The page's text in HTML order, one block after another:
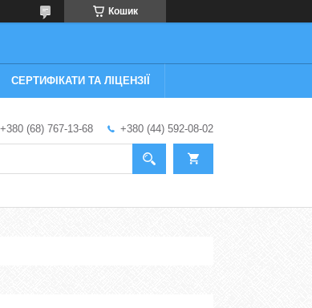
Кошик
СЕРТИФІКАТИ ТА ЛІЦЕНЗІЇ
+380 (68) 767-13-68 +380 (44) 592-08-02